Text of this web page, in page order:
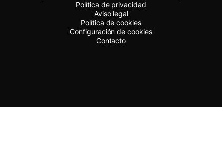
Política de privacidad
Aviso legal
Política de cookies
Configuración de cookies
Contacto